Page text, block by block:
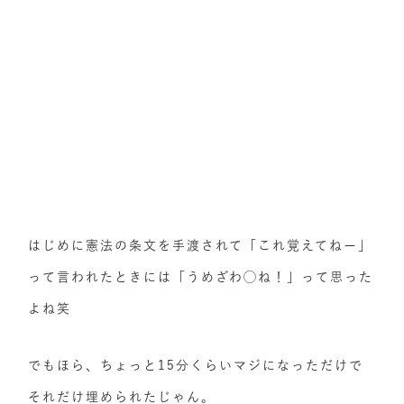
はじめに憲法の条文を手渡されて「これ覚えてねー」
って言われたときには「うめざわ◯ね！」って思った
よね笑
でもほら、ちょっと15分くらいマジになっただけで
それだけ埋められたじゃん。